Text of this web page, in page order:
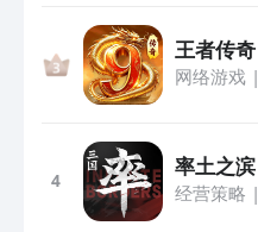
王者传奇
网络游戏|
4
率土之滨
经营策略 |